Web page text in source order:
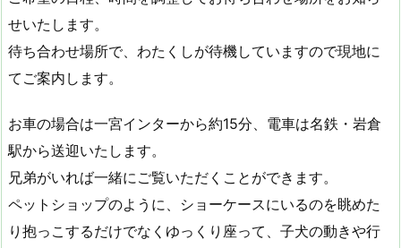
せいたします。
待ち合わせ場所で、わたくしが待機していますので現地に
てご案内します。
お車の場合は一宮インターから約15分、電車は名鉄・岩倉
駅から送迎いたします。
兄弟がいれば一緒にご覧いただくことができます。
ペットショップのように、ショーケースにいるのを眺めた
り抱っこするだけでなくゆっくり座って、子犬の動きや行